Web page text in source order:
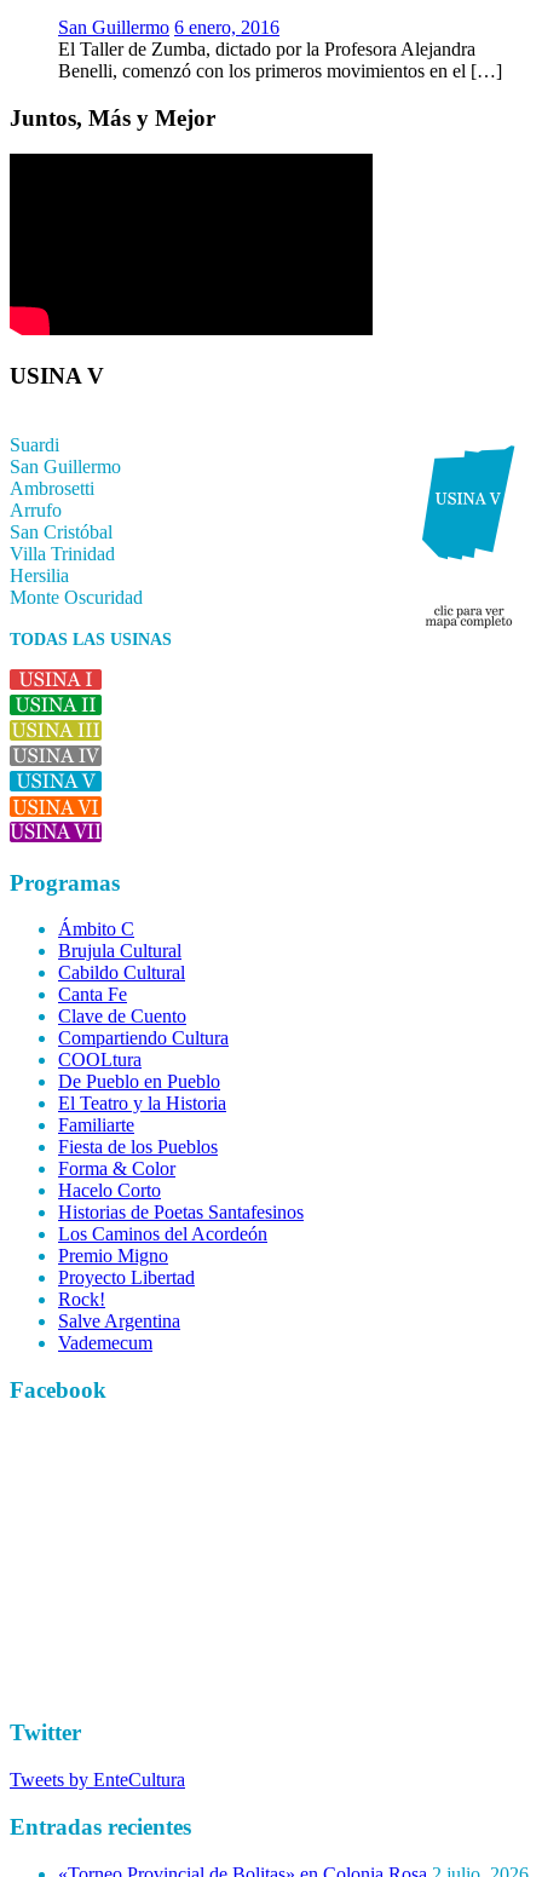
San Guillermo 6 enero, 2016
El Taller de Zumba, dictado por la Profesora Alejandra
Benelli, comenzó con los primeros movimientos en el […]
Juntos, Más y Mejor
USINA V
Suardi
San Guillermo
Ambrosetti
Arrufo
San Cristóbal
Villa Trinidad
Hersilia
Monte Oscuridad
TODAS LAS USINAS
Programas
Ámbito C
Brujula Cultural
Cabildo Cultural
Canta Fe
Clave de Cuento
Compartiendo Cultura
COOLtura
De Pueblo en Pueblo
El Teatro y la Historia
Familiarte
Fiesta de los Pueblos
Forma & Color
Hacelo Corto
Historias de Poetas Santafesinos
Los Caminos del Acordeón
Premio Migno
Proyecto Libertad
Rock!
Salve Argentina
Vademecum
Facebook
Twitter
Tweets by EnteCultura
Entradas recientes